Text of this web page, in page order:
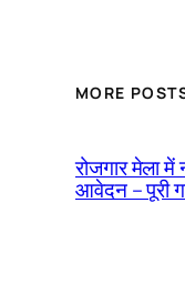
MORE
रोजगार मेला में
आवेदन – पूरी